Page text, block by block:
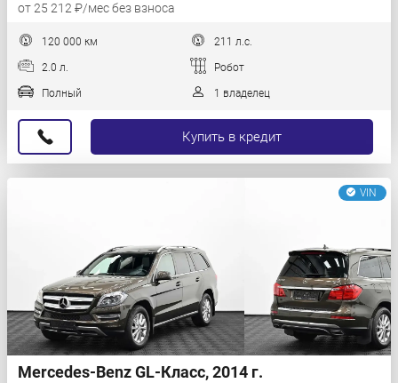
от 25 212 ₽/мес без взноса
120 000 км 211 л.с.
2.0 л. Робот
Полный 1 владелец
Купить в кредит
VIN
Mercedes-Benz GL-Класс, 2014 г.